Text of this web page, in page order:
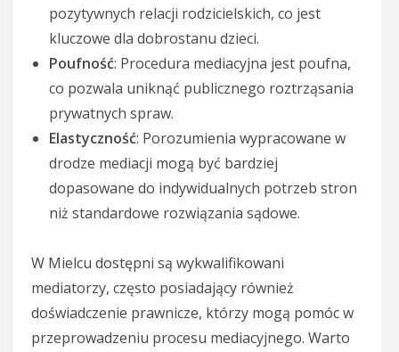
pozytywnych relacji rodzicielskich, co jest
kluczowe dla dobrostanu dzieci.
Poufność: Procedura mediacyjna jest poufna,
co pozwala uniknąć publicznego roztrząsania
prywatnych spraw.
Elastyczność: Porozumienia wypracowane w
drodze mediacji mogą być bardziej
dopasowane do indywidualnych potrzeb stron
niż standardowe rozwiązania sądowe.
W Mielcu dostępni są wykwalifikowani
mediatorzy, często posiadający również
doświadczenie prawnicze, którzy mogą pomóc w
przeprowadzeniu procesu mediacyjnego. Warto